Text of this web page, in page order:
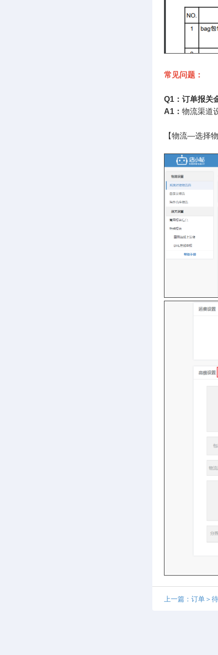
常见问题：
Q1：订单报关
A1： 物流渠道
【物流—选择
上一篇：订单＞